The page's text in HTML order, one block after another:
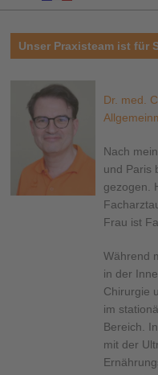
FR-
Unser Praxisteam ist für
Dr. med.
Nach
und Paris
gezogen.
Frau ist
Während
in der
Chirurgie
im
Bereich.
mit der